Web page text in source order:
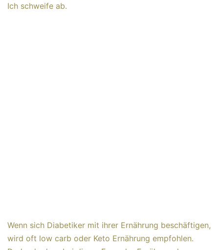
Ich schweife ab.
Wenn sich Diabetiker mit ihrer Ernährung beschäftigen,
wird oft low carb oder Keto Ernährung empfohlen.